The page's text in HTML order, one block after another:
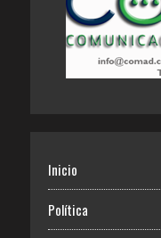
Inicio
Política